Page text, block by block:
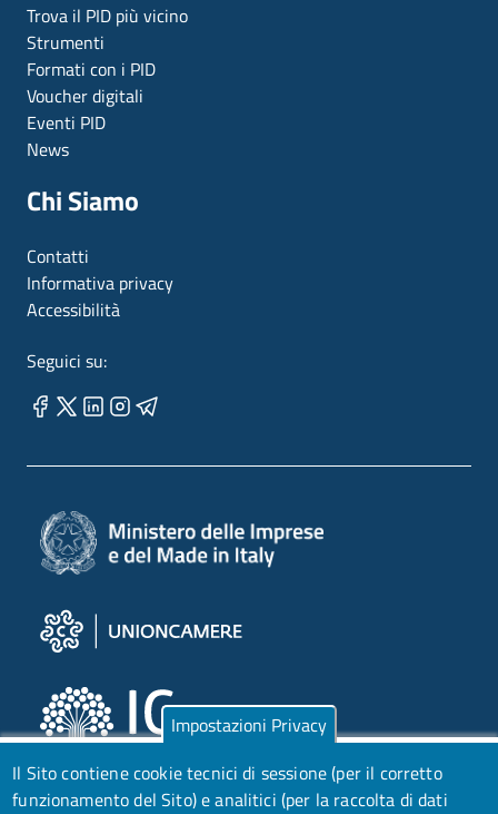
Trova il PID più vicino
Strumenti
Formati con i PID
Voucher digitali
Eventi PID
News
Chi Siamo
Contatti
Informativa privacy
Accessibilità
Seguici su:
Impostazioni Privacy
Il Sito contiene cookie tecnici di sessione (per il corretto
funzionamento del Sito) e analitici (per la raccolta di dati